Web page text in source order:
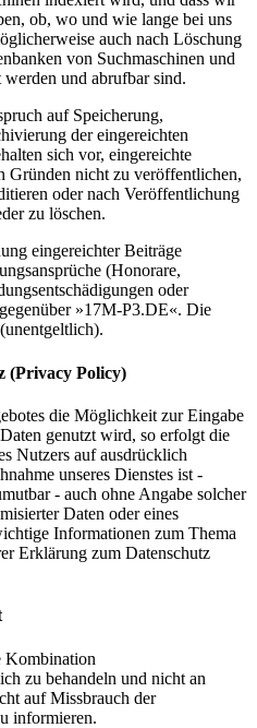
ob, wo und wie lange bei uns
auch nach Löschung
von Suchmaschinen und
werden und abrufbar sind.
auf Speicherung,
der eingereichten
sich vor, eingereichte
Gründen nicht zu veröffentlichen,
oder nach Veröffentlichung
zu löschen.
eingereichter Beiträge
(Honorare,
oder
»17M-P3.DE«. Die
(Privacy Policy)
die Möglichkeit zur Eingabe
genutzt wird, so erfolgt die
Nutzers auf ausdrücklich
unseres Dienstes ist -
- auch ohne Angabe solcher
Daten oder eines
Informationen zum Thema
Erklärung zum Datenschutz
Kombination
zu behandeln und nicht an
auf Missbrauch der
informieren.